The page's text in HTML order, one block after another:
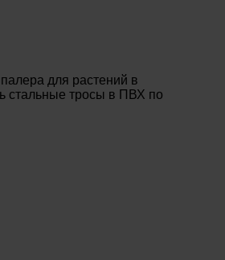
для растений в
стальные тросы в ПВХ по